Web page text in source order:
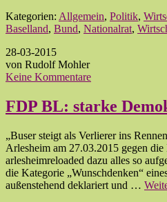
Kategorien: Allgemein, Politik,
Baselland, Bund, Nationalrat,
28-03-2015
von Rudolf Mohler
Keine Kommentare
FDP BL: starke
„Buser steigt als Verlierer ins
Arlesheim am 27.03.2015 gegen
arlesheimreloaded dazu alles so
die Kategorie „Wunschdenken“
außenstehend deklariert und …